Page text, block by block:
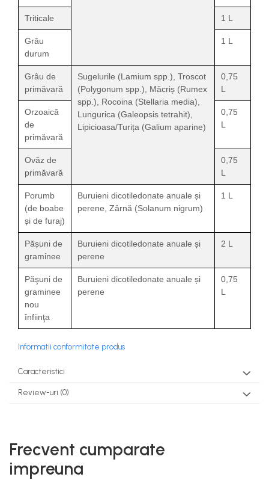
Triticale 1 L
Grâu
durum
1 L
Grâu de
primăvară
Sugelurile (Lamium spp.), Troscot
(Polygonum spp.), Măcriș (Rumex
spp.), Rocoina (Stellaria media),
Lungurica (Galeopsis tetrahit),
Lipicioasa/Turița (Galium aparine)
0,75
L
Orzoaică
de
primăvară
0,75
L
Ovăz de
primăvară
0,75
L
Porumb
(de boabe
și de furaj)
Buruieni dicotiledonate anuale și
perene, Zârnă (Solanum nigrum)
1 L
Pășuni de
graminee
Buruieni dicotiledonate anuale și
perene
2 L
Păşuni de
graminee
nou
înfiinţa
Buruieni dicotiledonate anuale și
perene
0,75
L
Informatii conformitate produs
Caracteristici
Review-uri (0)
Frecvent cumparate
impreuna